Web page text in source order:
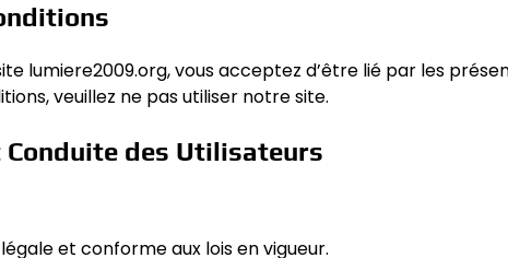
lumiere2009.org, vous acceptez d’être lié par les
veuillez ne pas utiliser notre site.
des Utilisateurs
et conforme aux lois en vigueur.